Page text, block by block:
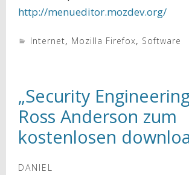
http://menueditor.mozdev.org/
Internet, Mozilla Firefox, Software
„Security
Ross Anderson zum
kostenlosen
DANIEL